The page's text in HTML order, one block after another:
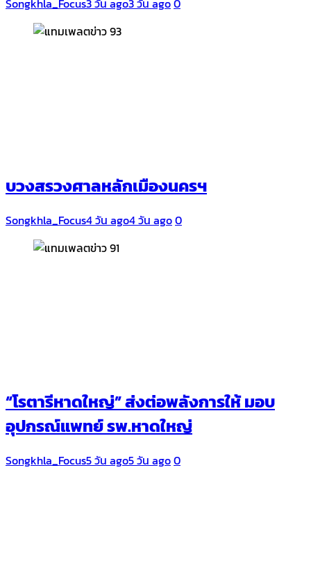
Songkhla_Focus3 วัน ago3 วัน ago0
บวงสรวงศาลหลักเมืองนครฯ
Songkhla_Focus4 วัน ago4 วัน ago0
“โรตารีหาดใหญ่” ส่งต่อพลังการให้ มอบ
อุปกรณ์แพทย์ รพ.หาดใหญ่
Songkhla_Focus5 วัน ago5 วัน ago0